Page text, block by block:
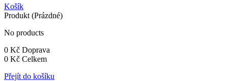
Košík
Produkt (Prázdné)
No products
0 Kč Doprava
0 Kč Celkem
Přejít do košíku